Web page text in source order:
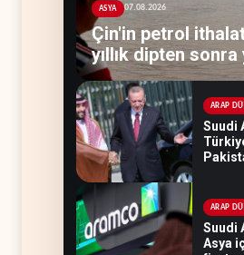
ASYA 07.08.2026
Çin'in petrol
yıllık dipten
ARAP
Suudi
ARAP
Suudi
Asya